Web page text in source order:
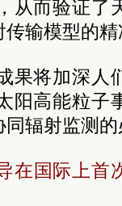
从而验证了
输模型的
果将加深人
阳高能粒子
辐射监测
在国际上首